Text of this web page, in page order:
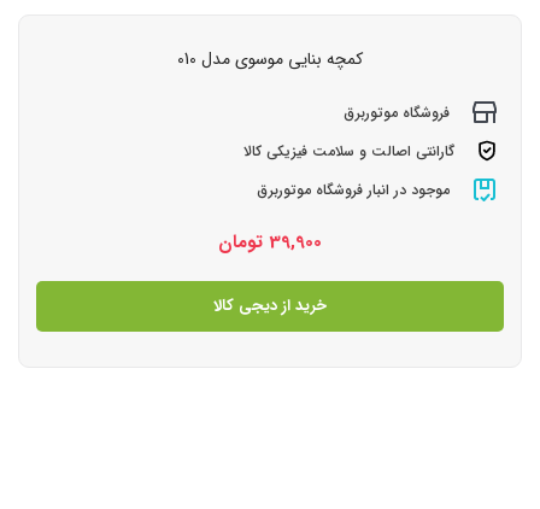
کمچه بنایی موسوی مدل 010
فروشگاه موتوربرق
گارانتی اصالت و سلامت فیزیکی کالا
موجود در انبار فروشگاه موتوربرق
39,900 تومان
خرید از دیجی کالا